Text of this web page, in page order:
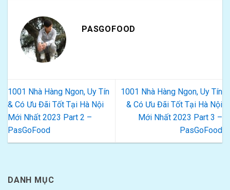
PASGOFOOD
1001 Nhà Hàng Ngon, Uy Tín
& Có Ưu Đãi Tốt Tại Hà Nội
Mới Nhất 2023 Part 2 –
PasGoFood
1001 Nhà Hàng Ngon, Uy Tín
& Có Ưu Đãi Tốt Tại Hà Nội
Mới Nhất 2023 Part 3 –
PasGoFood
DANH MỤC